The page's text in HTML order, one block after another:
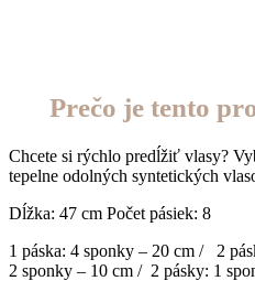
Prečo je tento
Chcete si rýchlo predĺžiť vlasy?
tepelne odolných syntetických
Dĺžka: 47 cm Počet pásiek: 8
1 páska: 4 sponky – 20 cm / 2
2 sponky – 10 cm / 2 pásky: 1